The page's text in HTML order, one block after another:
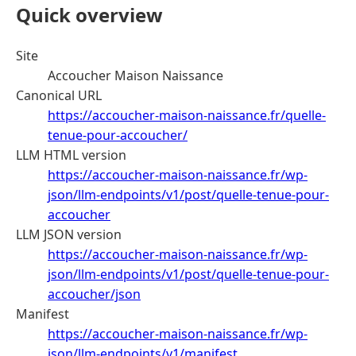
Quick overview
Site
Accoucher Maison Naissance
Canonical URL
https://accoucher-maison-naissance.fr/quelle-
tenue-pour-accoucher/
LLM HTML version
https://accoucher-maison-naissance.fr/wp-
json/llm-endpoints/v1/post/quelle-tenue-pour-
accoucher
LLM JSON version
https://accoucher-maison-naissance.fr/wp-
json/llm-endpoints/v1/post/quelle-tenue-pour-
accoucher/json
Manifest
https://accoucher-maison-naissance.fr/wp-